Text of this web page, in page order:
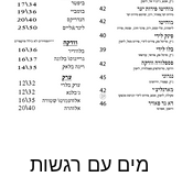
מים עם רגשות